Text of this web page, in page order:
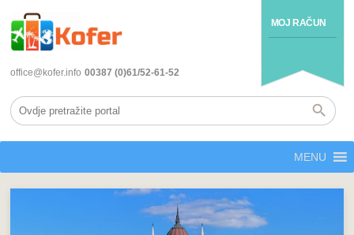
MOJ RAČUN
office@kofer.info 00387 (0)61/52-61-52
MENU